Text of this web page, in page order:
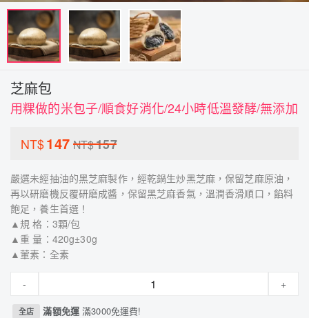
芝麻包
用粿做的米包子/順食好消化/24小時低溫發酵/無添加
NT$147 NT$157
嚴選未經抽油的黑芝麻製作，經乾鍋生炒黑芝麻，保留芝麻原油，
再以研磨機反覆研磨成醬，保留黑芝麻香氣，溫潤香滑順口，餡料
飽足，養生首選！
▲規 格：3顆/包
▲重 量：420g±30g
▲葷素：全素
- +
全店 滿額免運滿3000免運費!